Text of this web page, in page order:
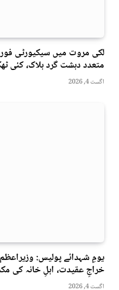
لکی مروت میں سیکیورٹی
متعدد دہشت گرد ہلاک، کئی
اگست 4, 2026
یومِ شہدائے پولیس:
خراجِ عقیدت، اہلِ خانہ کی
اگست 4, 2026